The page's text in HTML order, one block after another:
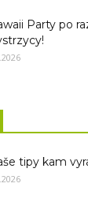
Party po
tipy kam